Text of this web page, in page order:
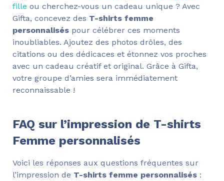
fille ou cherchez-vous un cadeau unique ? Avec
Gifta, concevez des T-shirts femme
personnalisés pour célébrer ces moments
inoubliables. Ajoutez des photos drôles, des
citations ou des dédicaces et étonnez vos proches
avec un cadeau créatif et original. Grâce à Gifta,
votre groupe d’amies sera immédiatement
reconnaissable !
FAQ sur l’impression de T-shirts
Femme personnalisés
Voici les réponses aux questions fréquentes sur
l’impression de T-shirts femme personnalisés :